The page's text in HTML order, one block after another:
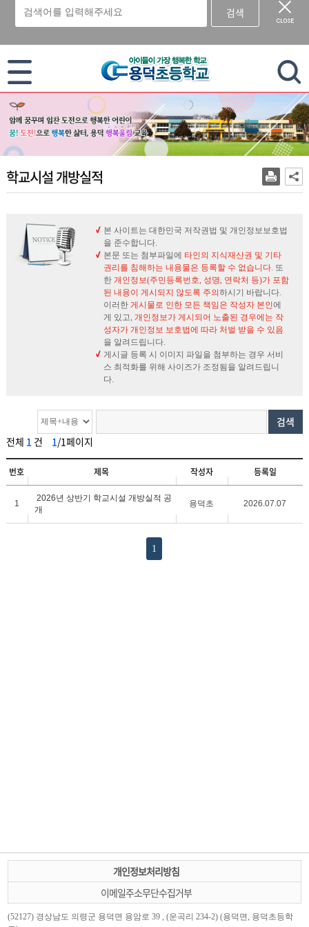
검색
학교시설 개방실적
본 사이트는 대한민국 저작권법 및 개인정보보호법
을 준수합니다.
본문 또는 첨부파일에 타인의 지식재산권 및 기타
권리를 침해하는 내용물은 등록할 수 없습니다. 또
한 개인정보(주민등록번호, 성명, 연락처 등)가 포함
된 내용이 게시되지 않도록 주의하시기 바랍니다.
이러한 게시물로 인한 모든 책임은 작성자 본인에
게 있고, 개인정보가 게시되어 노출된 경우에는 작
성자가 개인정보 보호법에 따라 처벌 받을 수 있음
을 알려드립니다.
게시글 등록 시 이미지 파일을 첨부하는 경우 서비
스 최적화를 위해 사이즈가 조정됨을 알려드립니
다.
전체 1 건 1 /1페이지
검색
번호 제목 작성자 등록일
1
2026년 상반기 학교시설 개방실적 공
개
용덕초 2026.07.07
1
개인정보처리방침
이메일주소무단수집거부
(52127) 경상남도 의령군 용덕면 용암로 39 , (운곡리 234-2) (용덕면, 용덕초등학